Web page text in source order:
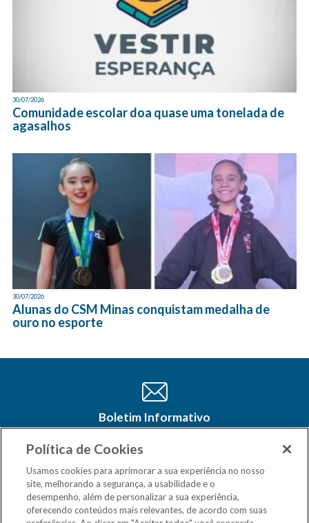
30/07/2026
Comunidade escolar doa quase uma tonelada de
agasalhos
30/07/2026
Alunas do CSM Minas conquistam medalha de
ouro no esporte
Boletim Informativo
Cadastre-se e receba as últimas
Política de Cookies
Usamos cookies para aprimorar a sua experiência no nosso
site, melhorando a segurança, a usabilidade e o
desempenho, além de personalizar a sua experiência,
oferecendo conteúdos mais relevantes, de acordo com suas